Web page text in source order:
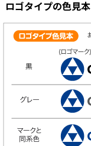
ロゴタイプの色見本